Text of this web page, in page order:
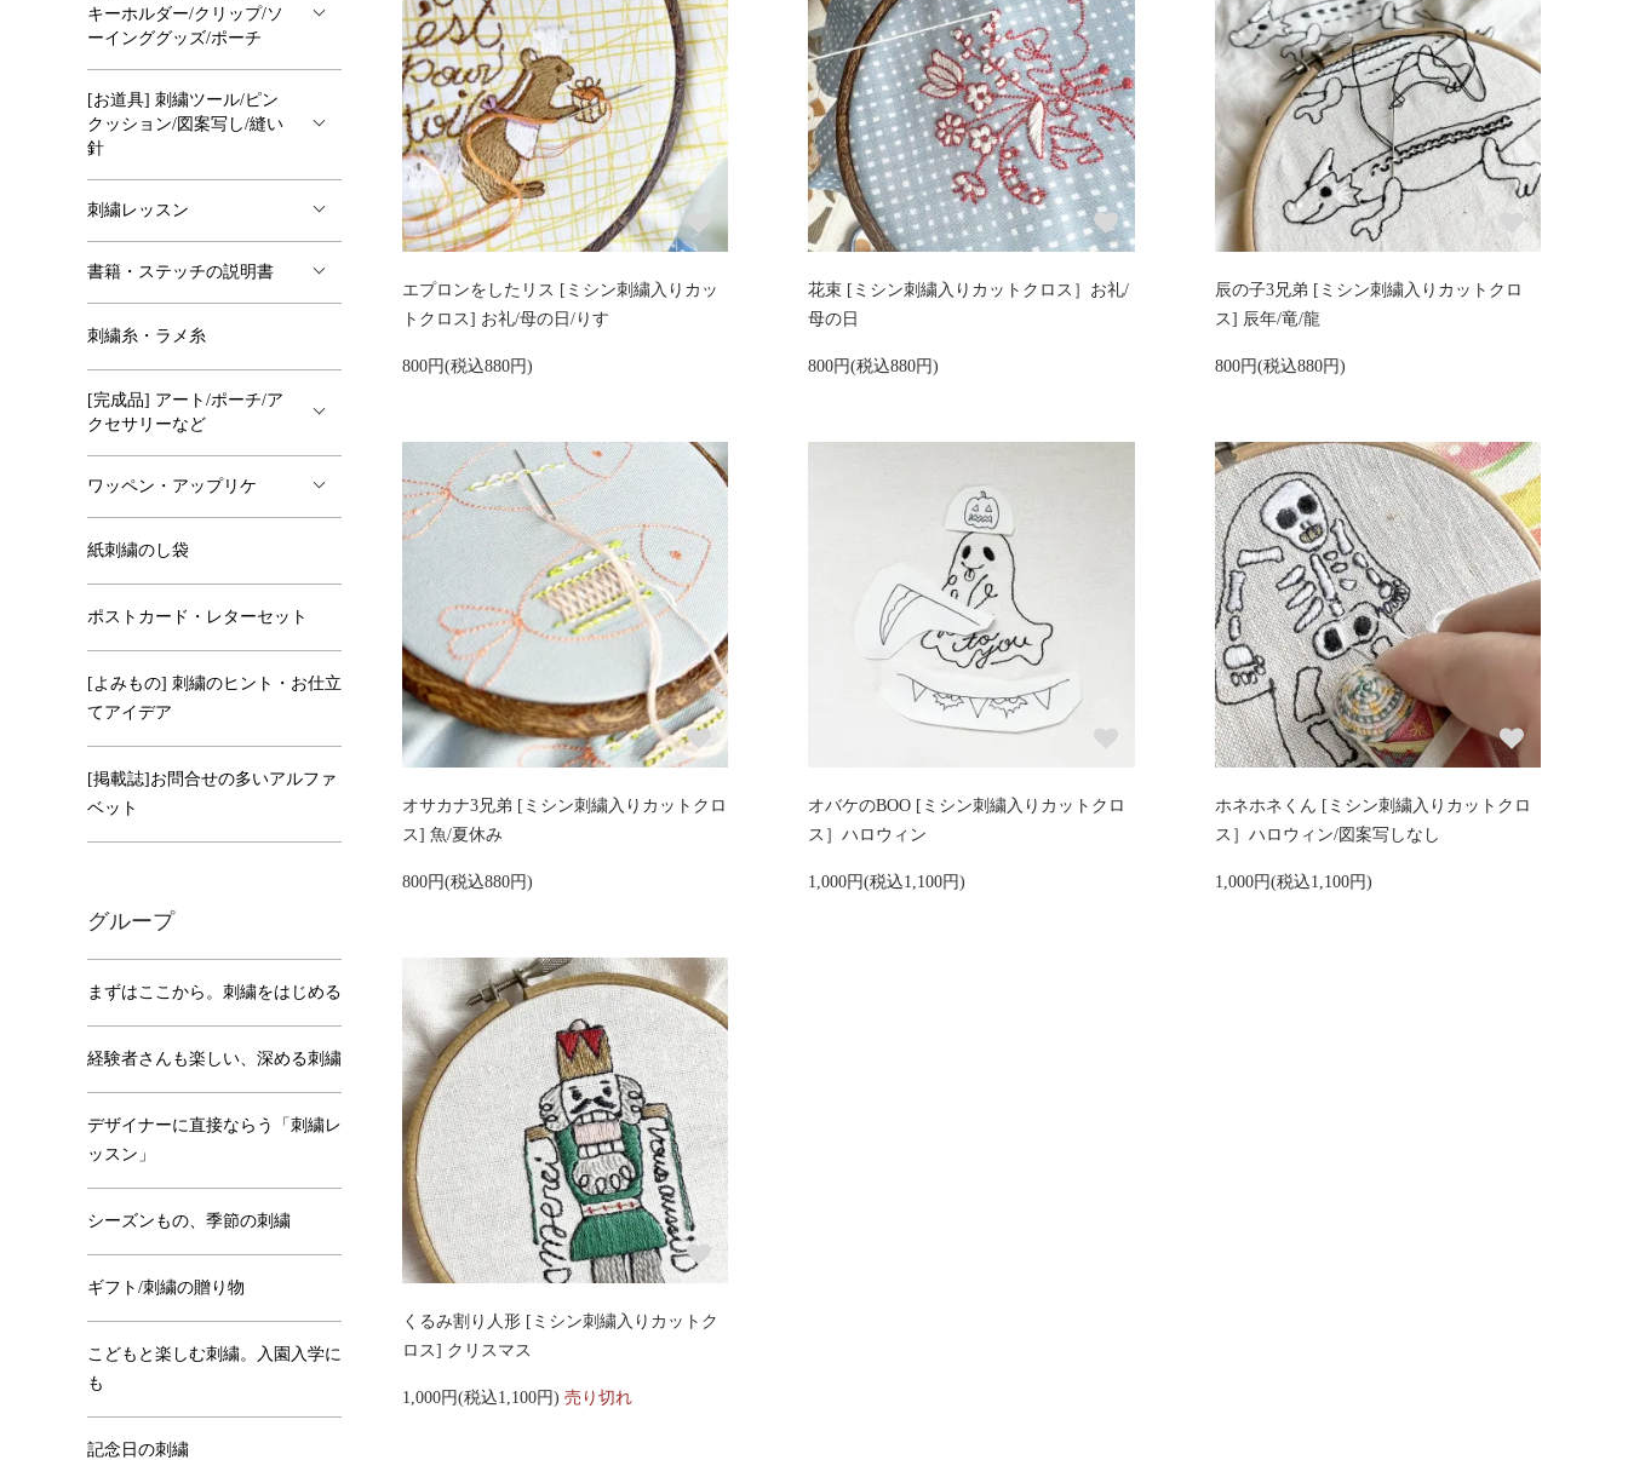
エプロンをしたリス [ミシン刺繍入りカッ
トクロス] お礼/母の日/りす
800円(税込880円)
花束 [ミシン刺繍入りカットクロス］お礼/
母の日
800円(税込880円)
辰の子3兄弟 [ミシン刺繍入りカットクロ
ス] 辰年/竜/龍
800円(税込880円)
オサカナ3兄弟 [ミシン刺繍入りカットクロ
ス] 魚/夏休み
800円(税込880円)
オバケのBOO [ミシン刺繍入りカットクロ
ス］ハロウィン
1,000円(税込1,100円)
ホネホネくん [ミシン刺繍入りカットクロ
ス］ハロウィン/図案写しなし
1,000円(税込1,100円)
くるみ割り人形 [ミシン刺繍入りカットク
ロス] クリスマス
1,000円(税込1,100円) 売り切れ
キーホルダー/クリップ/ソ
ーインググッズ/ポーチ
[お道具] 刺繍ツール/ピン
クッション/図案写し/縫い
針
刺繍レッスン
書籍・ステッチの説明書
刺繍糸・ラメ糸
[完成品] アート/ポーチ/ア
クセサリーなど
ワッペン・アップリケ
紙刺繍のし袋
ポストカード・レターセット
[よみもの] 刺繍のヒント・お仕立
てアイデア
[掲載誌]お問合せの多いアルファ
ベット
グループ
まずはここから。刺繍をはじめる
経験者さんも楽しい、深める刺繍
デザイナーに直接ならう「刺繍レ
ッスン」
シーズンもの、季節の刺繍
ギフト/刺繍の贈り物
こどもと楽しむ刺繍。入園入学に
も
記念日の刺繍